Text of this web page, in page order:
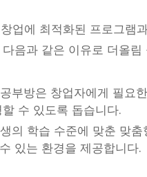
업에 최적화된 프로그램
음과 같은 이유로 더올
부방은 창업자에게 필요
수 있도록 돕습니다.
의 학습 수준에 맞춘 맞
있는 환경을 제공합니다.